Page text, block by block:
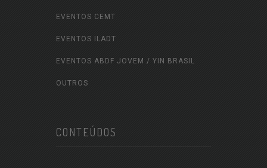
EVENTOS CEMT
EVENTOS ILADT
EVENTOS ABDF JOVEM / YIN BRASIL
OUTROS
CONTEÚDOS